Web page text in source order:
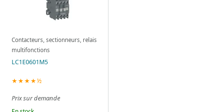
Contacteurs, sectionneurs, relais
multifonctions
LC1E0601M5
★★★★½
Prix sur demande